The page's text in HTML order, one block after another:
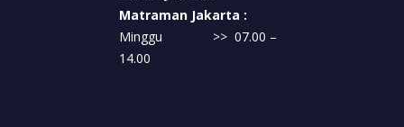
Matraman Jakarta :
Minggu >> 07.00 –
14.00